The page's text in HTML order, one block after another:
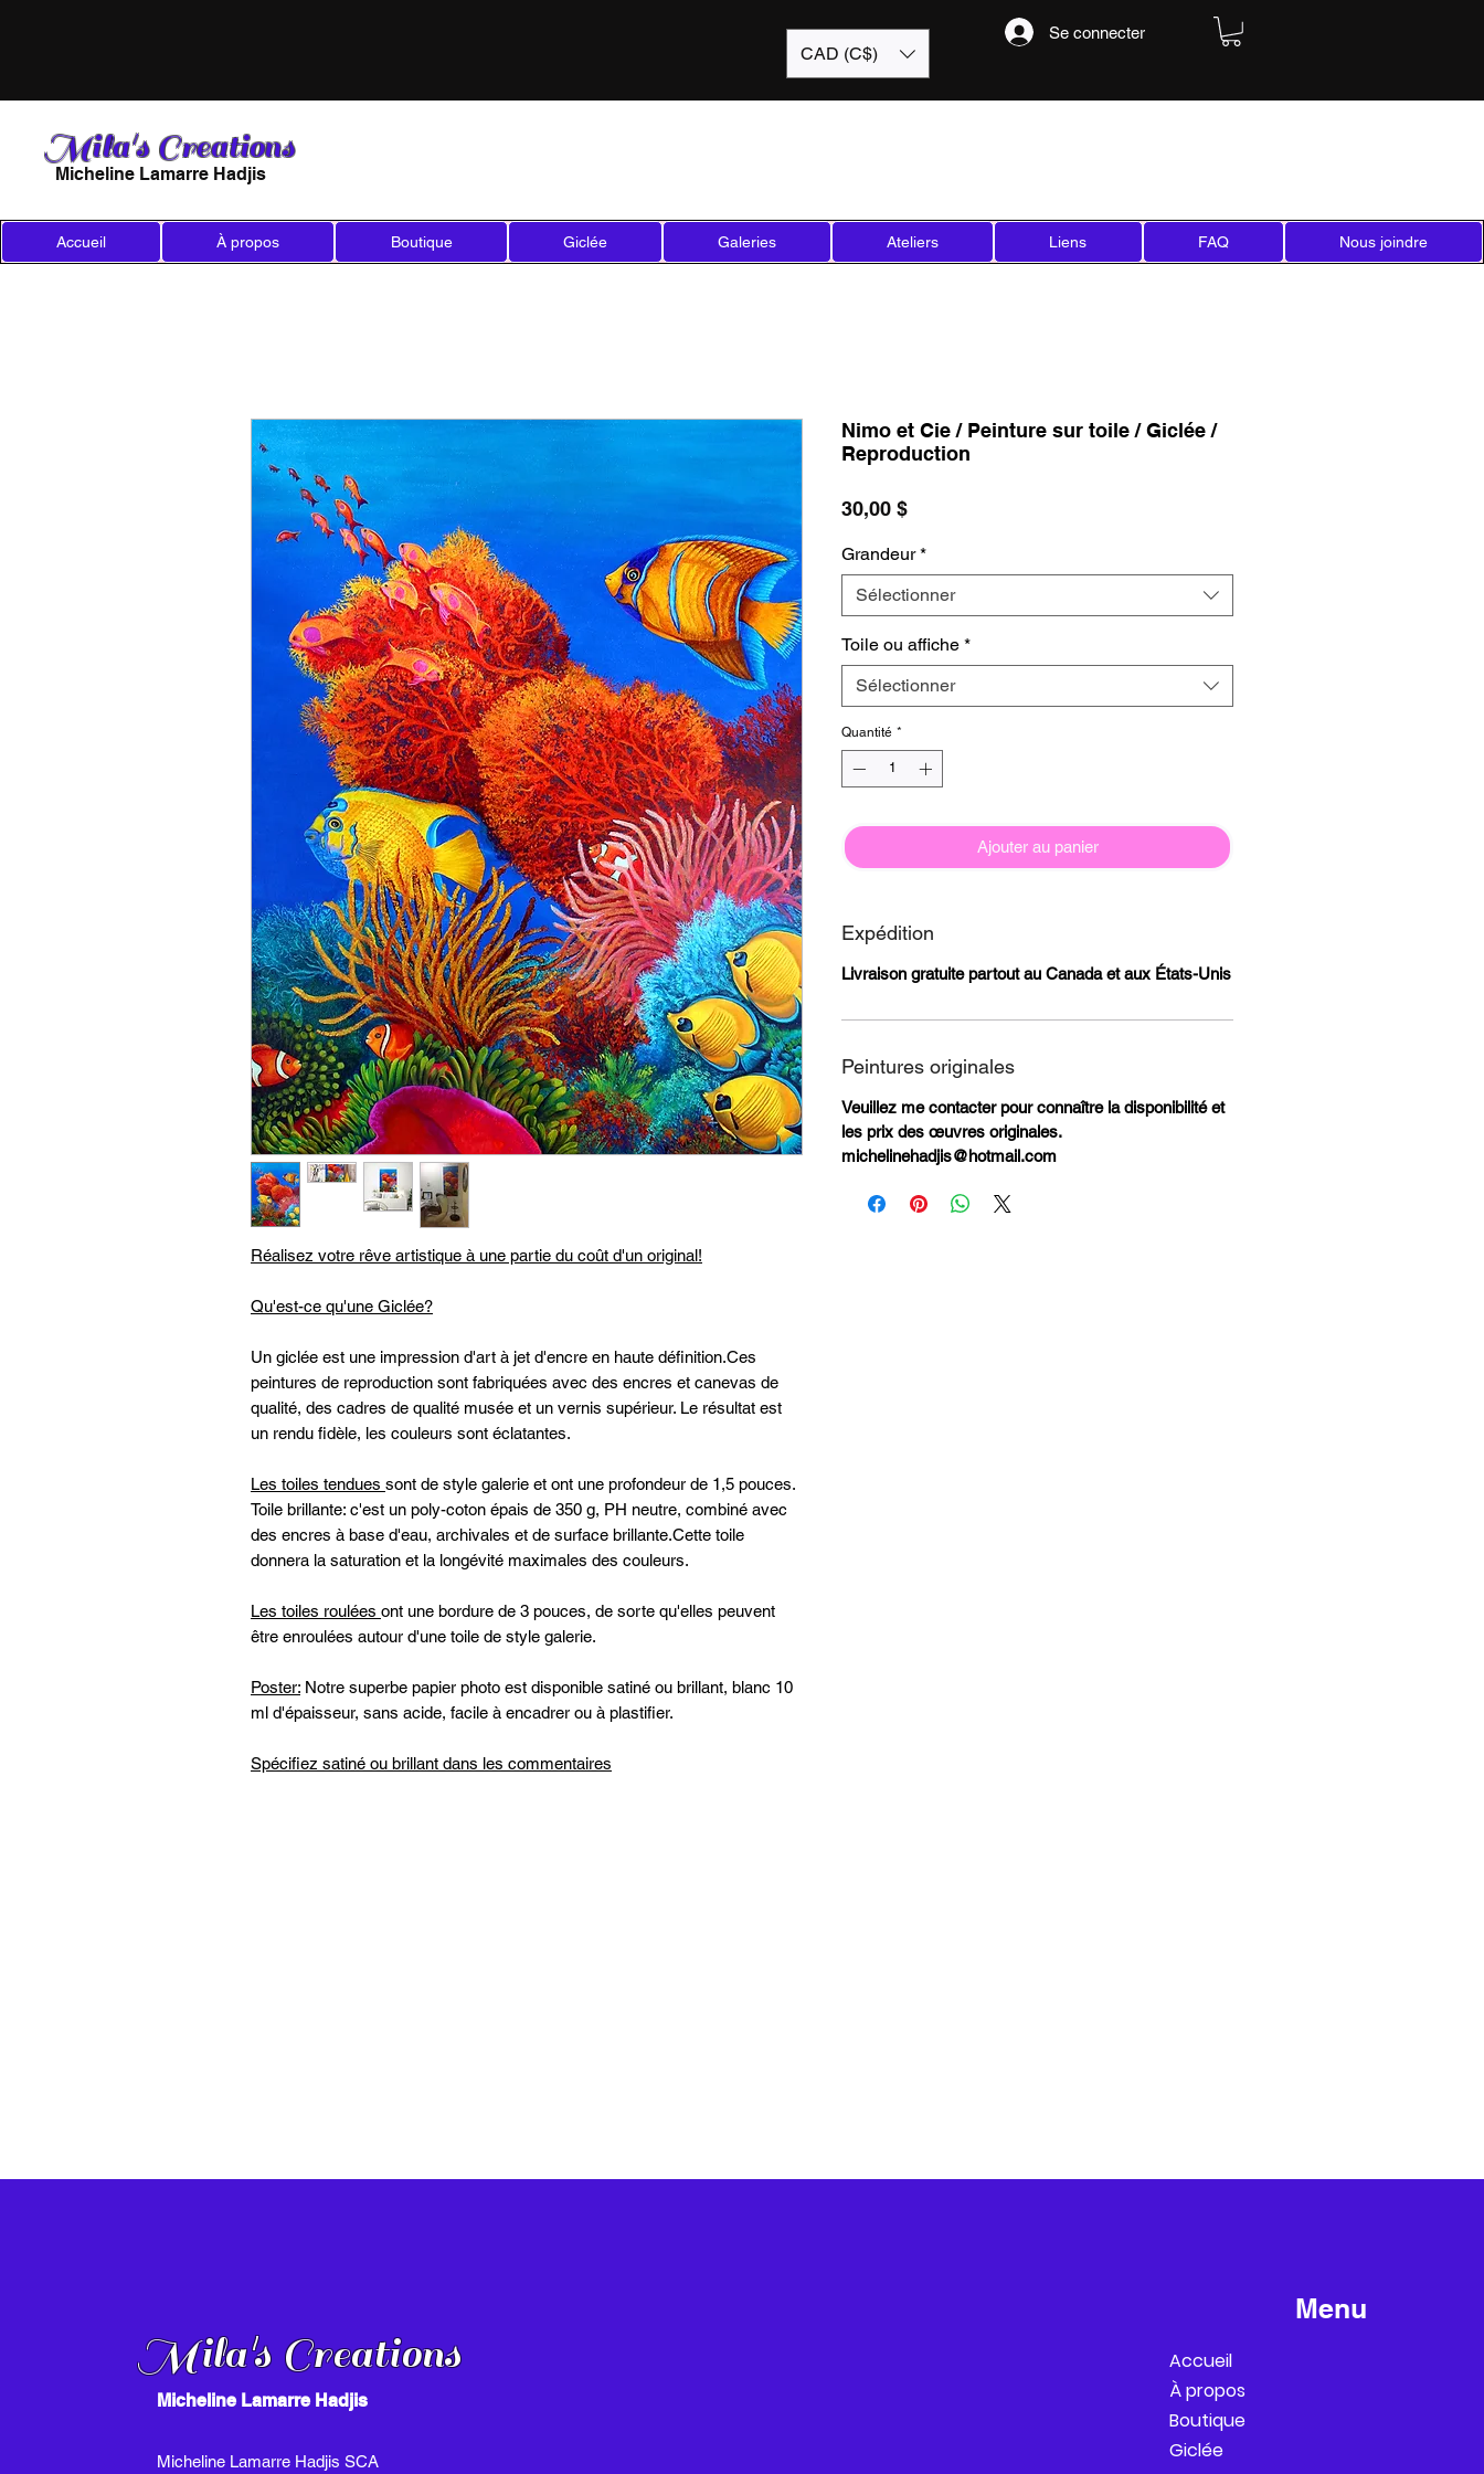
Se connecter
CAD (C$)
Mila's Creations
Micheline Lamarre Hadjis
Accueil À propos Boutique Giclée Galeries Ateliers Liens FAQ Nous joindre
Réalisez votre rêve artistique à une partie du coût d'un original!
Qu'est-ce qu'une Giclée?
Un giclée est une impression d'art à jet d'encre en haute définition.Ces
peintures de reproduction sont fabriquées avec des encres et canevas de
qualité, des cadres de qualité musée et un vernis supérieur. Le résultat est
un rendu fidèle, les couleurs sont éclatantes.
Les toiles tendues sont de style galerie et ont une profondeur de 1,5 pouces.
Toile brillante: c'est un poly-coton épais de 350 g, PH neutre, combiné avec
des encres à base d'eau, archivales et de surface brillante.Cette toile
donnera la saturation et la longévité maximales des couleurs.
Les toiles roulées ont une bordure de 3 pouces, de sorte qu'elles peuvent
être enroulées autour d'une toile de style galerie.
Poster: Notre superbe papier photo est disponible satiné ou brillant, blanc 10
ml d'épaisseur, sans acide, facile à encadrer ou à plastifier.
Spécifiez satiné ou brillant dans les commentaires
Nimo et Cie / Peinture sur toile / Giclée /
Reproduction
30,00 $Prix
Grandeur *
Sélectionner
Toile ou affiche *
Sélectionner
Quantité *
Ajouter au panier
Expédition
Livraison gratuite partout au Canada et aux États-Unis
Peintures originales
Veuillez me contacter pour connaître la disponibilité et
les prix des œuvres originales.
michelinehadjis@hotmail.com
Mila's Creations
Micheline Lamarre Hadjis
Micheline Lamarre Hadjis SCA
Menu
Accueil
À propos
Boutique
Giclée